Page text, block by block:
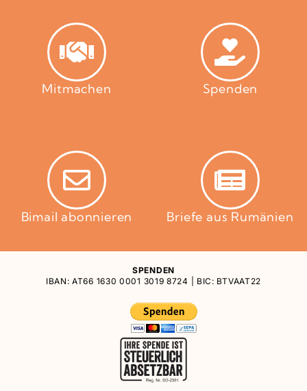
Mitmachen Spenden
Bimail abonnieren Briefe aus Rumänien
SPENDEN
IBAN: AT66 1630 0001 3019 8724 | BIC: BTVAAT22